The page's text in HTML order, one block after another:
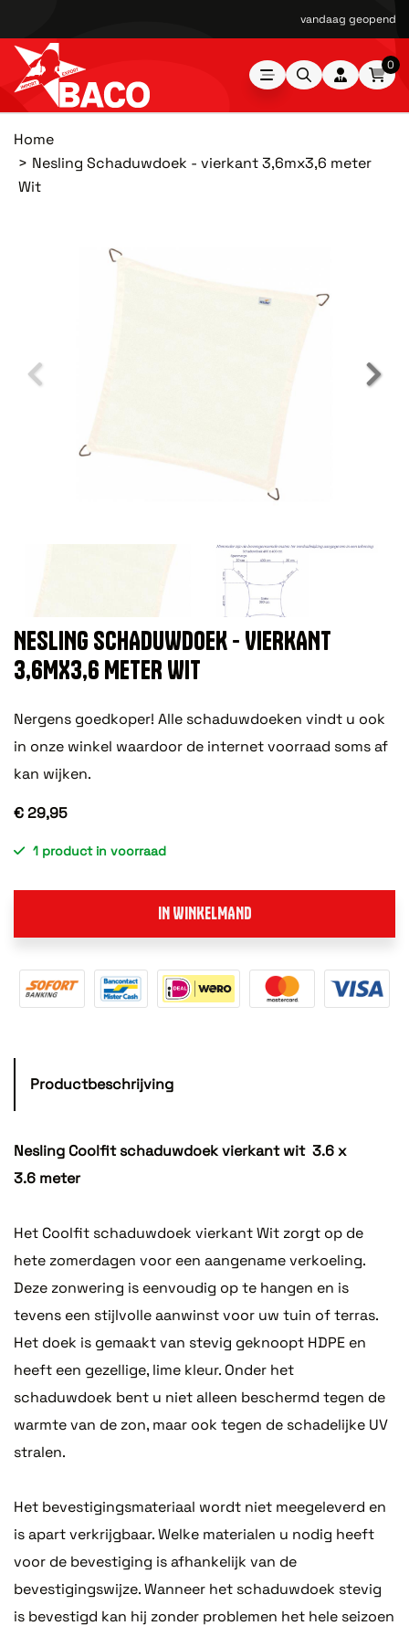
vandaag geopend
0
Home
Nesling Schaduwdoek - vierkant 3,6mx3,6 meter
Wit
NESLING SCHADUWDOEK - VIERKANT
3,6MX3,6 METER WIT
Nergens goedkoper! Alle schaduwdoeken vindt u ook
in onze winkel waardoor de internet voorraad soms af
kan wijken.
€ 29,95
1 product in voorraad
IN WINKELMAND
Productbeschrijving
Nesling Coolfit schaduwdoek vierkant wit 3.6 x
3.6 meter
Het Coolfit schaduwdoek vierkant Wit zorgt op de
hete zomerdagen voor een aangename verkoeling.
Deze zonwering is eenvoudig op te hangen en is
tevens een stijlvolle aanwinst voor uw tuin of terras.
Het doek is gemaakt van stevig geknoopt HDPE en
heeft een gezellige, lime kleur. Onder het
schaduwdoek bent u niet alleen beschermd tegen de
warmte van de zon, maar ook tegen de schadelijke UV
stralen.
Het bevestigingsmateriaal wordt niet meegeleverd en
is apart verkrijgbaar. Welke materialen u nodig heeft
voor de bevestiging is afhankelijk van de
bevestigingswijze. Wanneer het schaduwdoek stevig
is bevestigd kan hij zonder problemen het hele seizoen